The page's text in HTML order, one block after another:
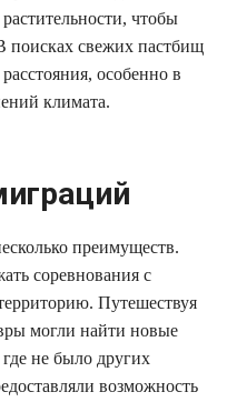
чтобы
поисках свежих пастбищ
особенно в
климата.
преимуществ.
соревнования с
Путешествуя
могли найти новые
не было других
возможность